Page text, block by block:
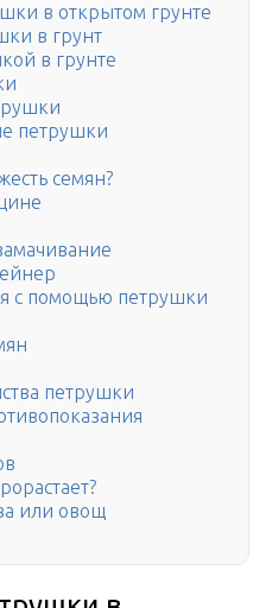
в открытом грунте
в грунт
в грунте
петрушки
семян?
с помощью петрушки
петрушки
или овощ